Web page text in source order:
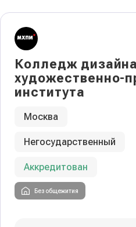
Колледж
художественно-
института
Москва
Негосударственный
Аккредитован
Без общежития